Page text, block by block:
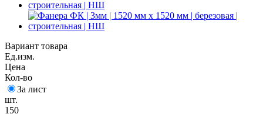
Вариант товара
Ед.изм.
Цена
Кол-во
За лист
шт.
150